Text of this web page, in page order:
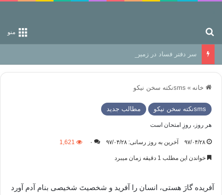
منو
سر دفتر فساد در زمین‌، دوری وکناره‌گیری از راه خداست‌!
خانه » smsنكته سخن نيكو
smsنكته سخن نيكو مطالب جدید
هر روز، روزِ امتحان است
۹۷/۰۴/۲۸ آخرین به روز رسانی: ۹۷/۰۴/۲۸ ۰ 1,621
خواندن این مطلب 1 دقیقه زمان میبرد
آفریده گارَ هستی، انسان را آفرید و شخصیتَ شخیصی بنام آدم آورد